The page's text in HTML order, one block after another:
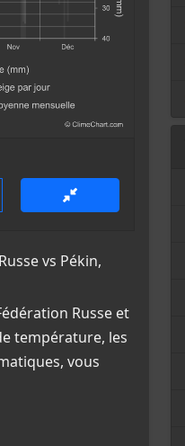
vs Pékin,
Russe et
température, les
vous